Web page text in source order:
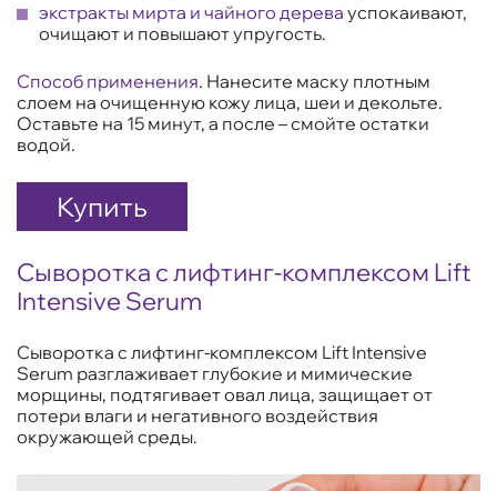
экстракты мирта и чайного дерева успокаивают,
очищают и повышают упругость.
Способ применения. Нанесите маску плотным
слоем на очищенную кожу лица, шеи и декольте.
Оставьте на 15 минут, а после – смойте остатки
водой.
Купить
Сыворотка с лифтинг-комплексом Lift
Intensive Serum
Сыворотка с лифтинг-комплексом Lift Intensive
Serum разглаживает глубокие и мимические
морщины, подтягивает овал лица, защищает от
потери влаги и негативного воздействия
окружающей среды.